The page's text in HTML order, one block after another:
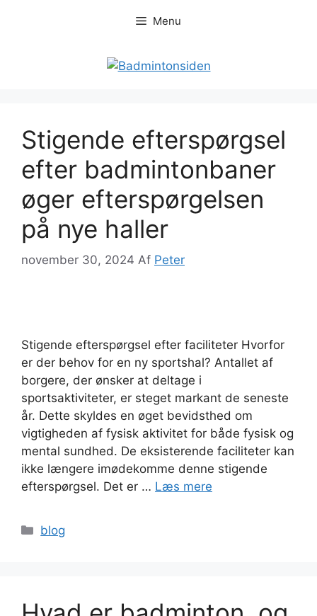
Menu
Stigende efterspørgsel
efter badmintonbaner
øger efterspørgelsen
på nye haller
november 30, 2024 Af Peter
Stigende efterspørgsel efter faciliteter Hvorfor
er der behov for en ny sportshal? Antallet af
borgere, der ønsker at deltage i
sportsaktiviteter, er steget markant de seneste
år. Dette skyldes en øget bevidsthed om
vigtigheden af fysisk aktivitet for både fysisk og
mental sundhed. De eksisterende faciliteter kan
ikke længere imødekomme denne stigende
efterspørgsel. Det er … Læs mere
Kategorier
blog